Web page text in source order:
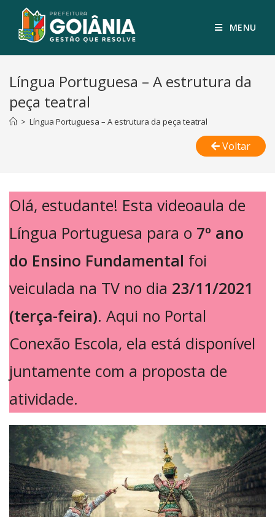
MENU
Língua Portuguesa – A estrutura da
peça teatral
> Língua Portuguesa – A estrutura da peça teatral
Voltar
Olá, estudante! Esta videoaula de
Língua Portuguesa para o 7º ano
do Ensino Fundamental foi
veiculada na TV no dia 23/11/2021
(terça-feira). Aqui no Portal
Conexão Escola, ela está disponível
juntamente com a proposta de
atividade.